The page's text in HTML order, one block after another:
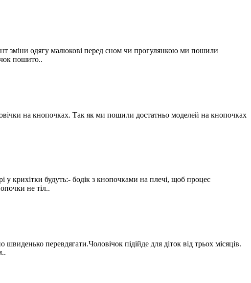
зміни одягу малюкові перед сном чи прогулянкою ми пошили
пошито..
на кнопочках. Так як ми пошили достатньо моделей на кнопочках
крихітки будуть:- бодік з кнопочками на плечі, щоб процес
не тіл..
перевдягати.Чоловічок підійде для діток від трьох місяців.